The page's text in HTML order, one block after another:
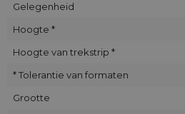
Gelegenheid
Hoogte *
Hoogte van trekstrip *
* Tolerantie van formaten
Grootte